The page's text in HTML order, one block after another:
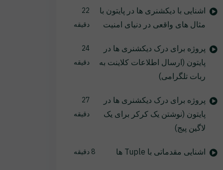
اشنایی با دیکشنری ها در پایتون با
مثال های واقعی در دنیای امنیت
22
دقیقه
پروژه برای درک دیکشنری ها در
پایتون (ارسال اطلاعات کلاینت به
ربات تلگرامی)
24
دقیقه
پروژه برای درک دیکشنری ها در
پایتون (نوشتن یک کرکر برای یک
لاگین پیج)
27
دقیقه
اشنایی مقدماتی با Tuple ها 8 دقیقه